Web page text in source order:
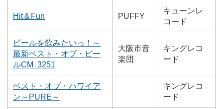
Hit＆Fun PUFFY
キューンレ
コード
ビールを飲みたいっ！～
最新ベスト・オブ・ビー
ルCM 3251
大阪市音
楽団
キングレコ
ード
ベスト・オブ・ハワイア
ン～PURE～
キングレコ
ード